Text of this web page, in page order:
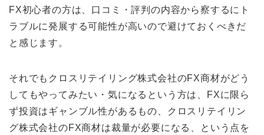
FX初心者の方は、口コミ・評判の内容から察するにト
ラブルに発展する可能性が高いので避けておくべきだ
と感じます。
それでもクロスリテイリング株式会社のFX商材がどう
してもやってみたい・気になるという方は、FXに限ら
ず投資はギャンブル性があるもの、クロスリテイリン
グ株式会社のFX商材は裁量が必要になる、という点を